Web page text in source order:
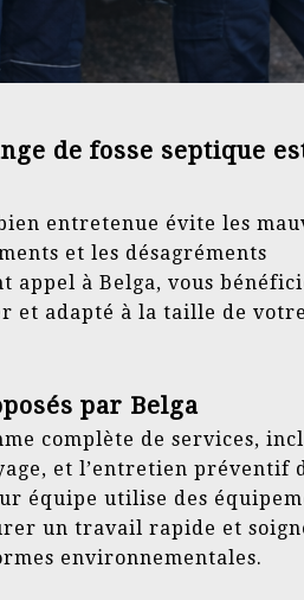
de fosse septique
entretenue évite les
et les désagréments
appel à Belga, vous
et adapté à la taille de votre
par Belga
complète de services,
et l’entretien préventif
équipe utilise des
un travail rapide et
environnementales.